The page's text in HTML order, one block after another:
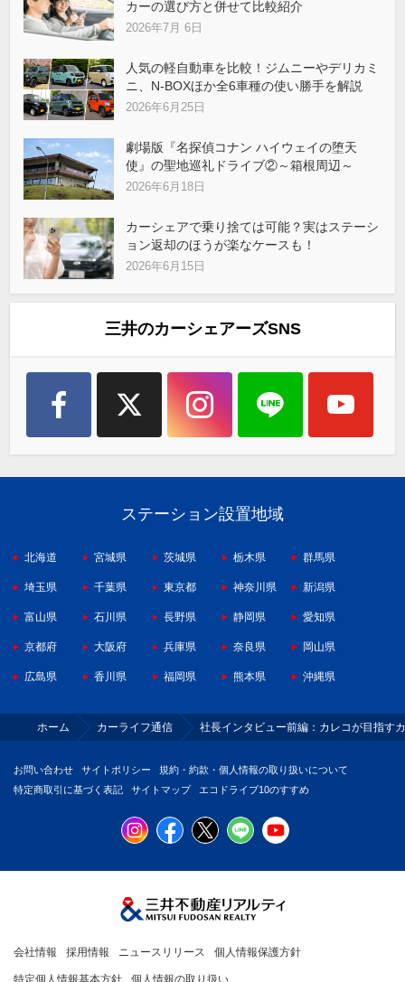
カーの選び方と併せて比較紹介
2026年7月 6日
人気の軽自動車を比較！ジムニーやデリカミ
ニ、N-BOXほか全6車種の使い勝手を解説
2026年6月25日
劇場版『名探偵コナン ハイウェイの堕天
使』の聖地巡礼ドライブ②～箱根周辺～
2026年6月18日
カーシェアで乗り捨ては可能？実はステーシ
ョン返却のほうが楽なケースも！
2026年6月15日
三井のカーシェアーズSNS
ステーション設置地域
北海道 宮城県 茨城県 栃木県 群馬県
埼玉県 千葉県 東京都 神奈川県 新潟県
富山県 石川県 長野県 静岡県 愛知県
京都府 大阪府 兵庫県 奈良県 岡山県
広島県 香川県 福岡県 熊本県 沖縄県
ホーム カーライフ通信 社長インタビュー前編：カレコが目指す
お問い合わせ サイトポリシー
規約・約款・個人情報の取り扱いについて
特定商取引に基づく表記
サイトマップ エコドライブ10のすすめ
会社情報 採用情報 ニュースリリース 個人情報保護方針